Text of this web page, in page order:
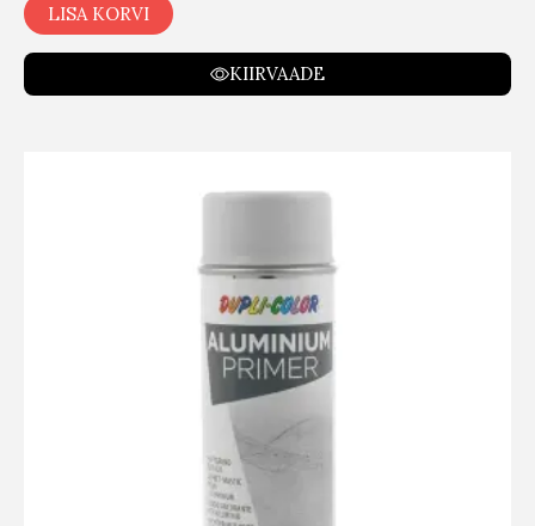
LISA KORVI
KIIRVAADE